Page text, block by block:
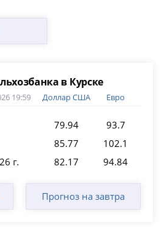
в Курске
19:59 Доллар США Евро
79.94
93.7
85.77
102.1
г.
82.17 94.84
Прогноз на завтра